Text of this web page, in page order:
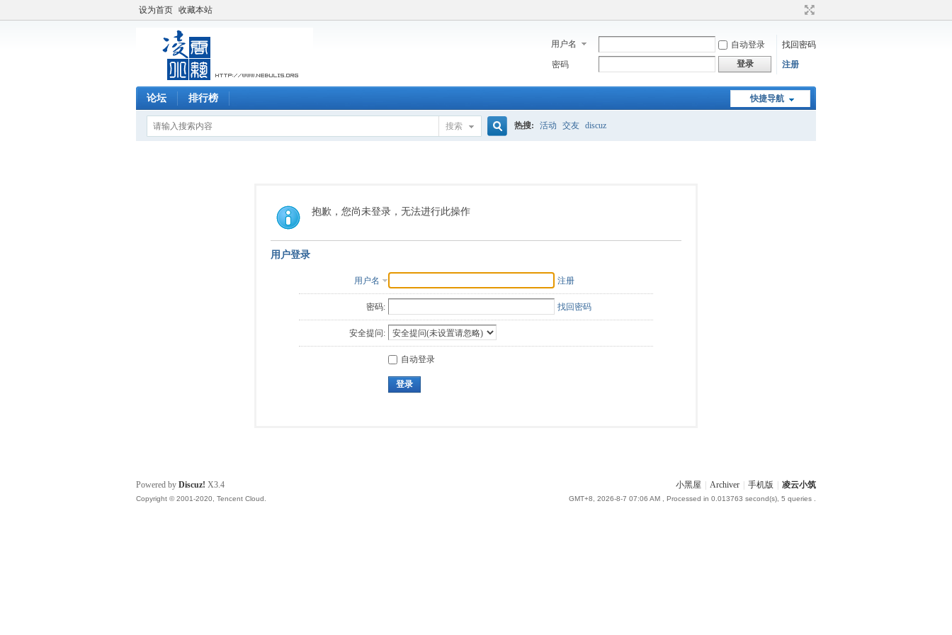
设为首页 收藏本站
用户名 自动登录
找回密码
密码
登录 注册
快捷导航
论坛 排行榜
搜索 热搜: 活动 交友 discuz
抱歉，您尚未登录，无法进行此操作
用户登录
用户名 注册
密码: 找回密码
安全提问:
自动登录
登录
小黑屋 Archiver 手机版 凌云小筑
GMT+8, 2026-8-7 07:06 AM , Processed in 0.013763 second(s), 5 queries .
Powered by Discuz! X3.4
Copyright © 2001-2020, Tencent Cloud.